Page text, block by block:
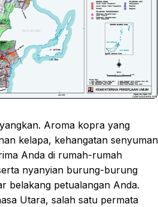
Aroma kopra yang
kelapa, kehangatan senyuman
Anda di rumah-rumah
nyanyian burung-burung
belakang petualangan Anda.
Utara, salah satu permata